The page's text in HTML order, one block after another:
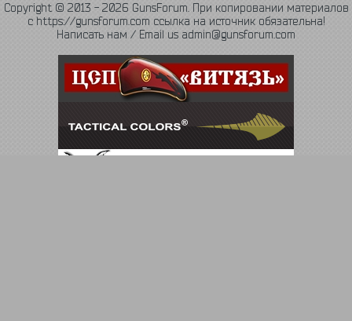
Copyright © 2013 - 2026 GunsForum. При копировании материалов
с https://gunsforum.com ссылка на источник обязательна!
Написать нам / Email us admin@gunsforum.com